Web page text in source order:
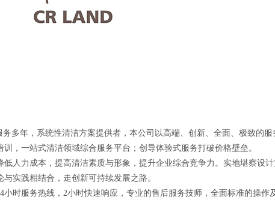
年，系统性清洁方案提供者，本公司以高端、创新、全面、极致的服
，一站式清洁领域综合服务平台；创导体验式服务打破价格壁垒。
力成本，提高清洁素质与形象，提升企业综合竞争力。实地堪察设计
实践相结合，走创新可持续发展之路。
服务热线，2小时快速响应，专业的售后服务技师，全面标准的操作